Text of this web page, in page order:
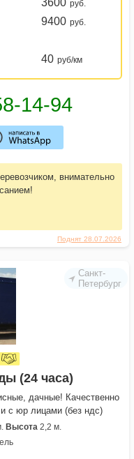
Поднят 28.07.2026
руб.
9400 руб.
40 руб/км
внимательно
Санкт-
Петербург
(24 часа)
дачные! Качественно
с юр лицами (без ндс)
Высота2,2 м.